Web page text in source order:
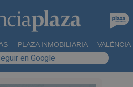
PLAZA INMOBILIARIA VALÈNCIA
en Google